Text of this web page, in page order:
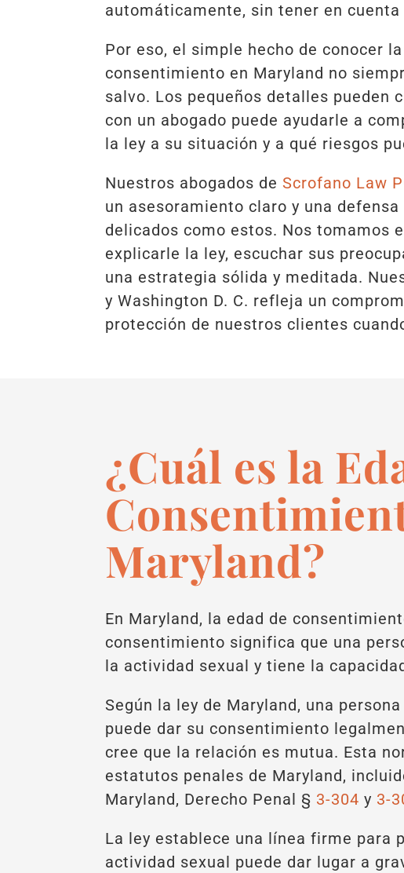
automáticamente, sin tener en
Por eso, el simple hecho de conocer
consentimiento en Maryland no
salvo. Los pequeños detalles pueden
con un abogado puede ayudarle a
la ley a su situación y a qué riesgos
Nuestros abogados deScrofano Law
un asesoramiento claro y una
delicados como estos. Nos tomamos
explicarle la ley, escuchar sus
una estrategia sólida y meditada.
y Washington D. C. refleja un
protección de nuestros clientes
¿Cuál es la
Maryland?
En Maryland, la edad de
consentimiento significa que una
la actividad sexual y tiene la
Según la ley de Maryland, una
puede dar su consentimiento
cree que la relación es mutua. Esta
estatutos penales de Maryland,
Maryland, Derecho Penal § 3-304 y 3-
La ley establece una línea firme para
actividad sexual puede dar lugar a